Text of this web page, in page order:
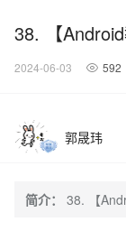
38. 【
2024-06-03 592
郭晟玮
简介： 38. 【